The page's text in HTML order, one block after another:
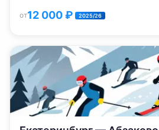
от12 000₽ 2025/26